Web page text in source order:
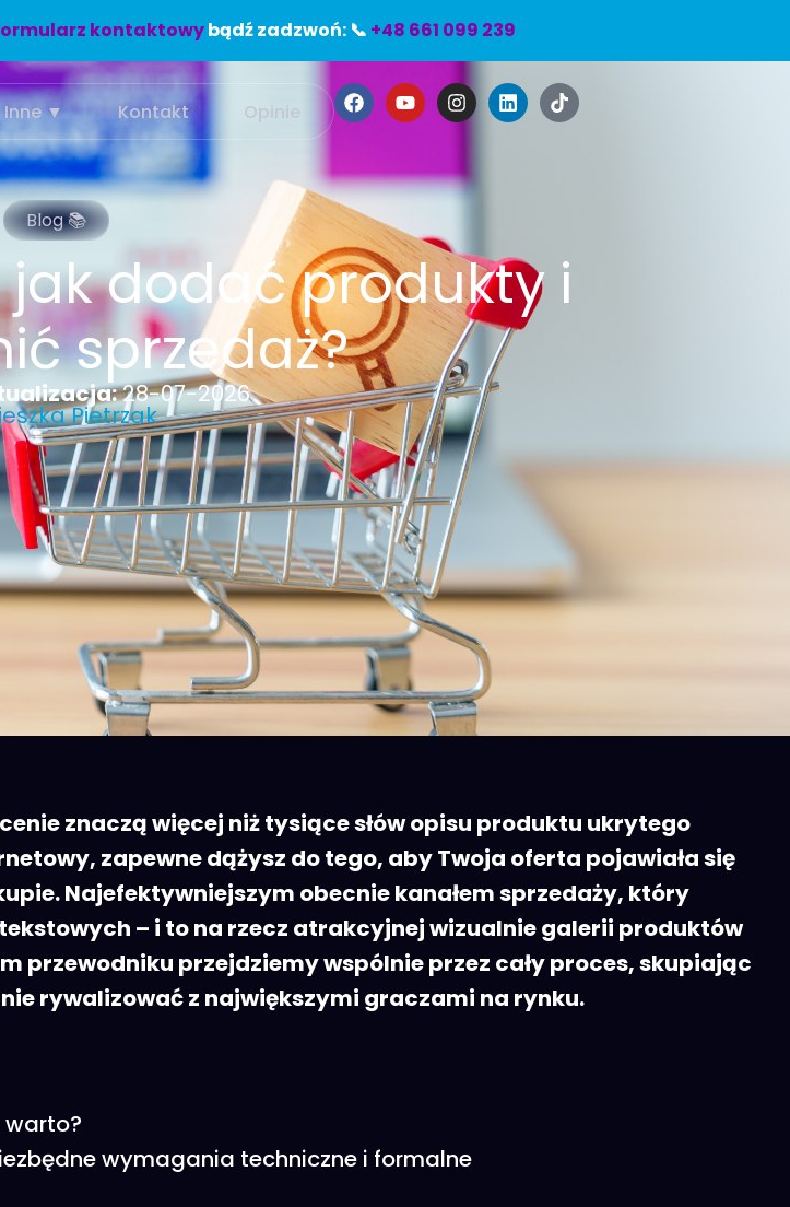
kontaktowybądź zadzwoń: 📞 +48 661 099 239
Inne ▼ Kontakt Opinie
Blog 📚
jak dodać produkty i
sprzedaż?
28-07-2026
Pietrzak
znaczą więcej niż tysiące słów opisu produktu ukrytego
zapewne dążysz do tego, aby Twoja oferta pojawiała się
Najefektywniejszym obecnie kanałem sprzedaży, który
– i to na rzecz atrakcyjnej wizualnie galerii produktów
przewodniku przejdziemy wspólnie przez cały proces, skupiając
rywalizować z największymi graczami na rynku.
warto?
wymagania techniczne i formalne